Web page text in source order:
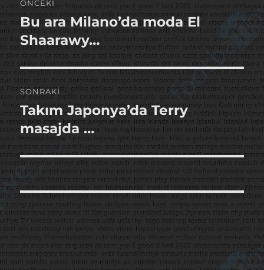
gezinmesi
ÖNCEKI
Önceki
yazı:
Bu ara Milano’da moda El
Shaarawy…
SONRAKI
Sonraki
yazı:
Takım Japonya’da Terry
masajda …